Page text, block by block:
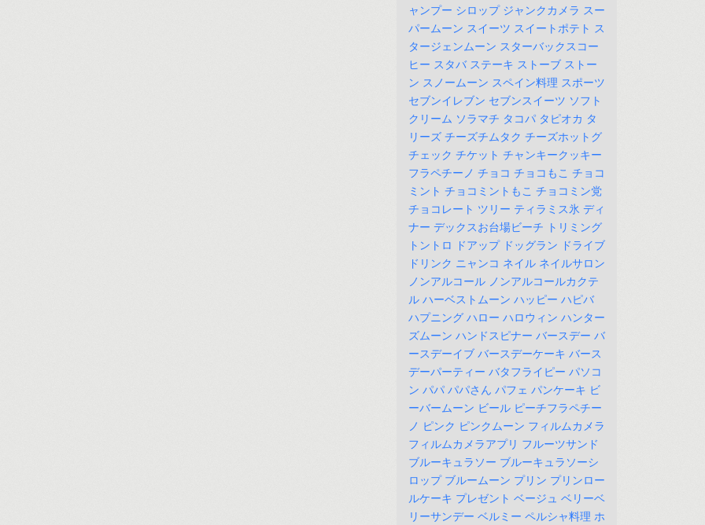
ャンプー シロップ ジャンクカメラ スー
パームーン スイーツ スイートポテト ス
タージェンムーン スターバックスコー
ヒー スタバ ステーキ ストーブ ストー
ン スノームーン スペイン料理 スポーツ
セブンイレブン セブンスイーツ ソフト
クリーム ソラマチ タコパ タピオカ タ
リーズ チーズチムタク チーズホットグ
チェック チケット チャンキークッキー
フラペチーノ チョコ チョコもこ チョコ
ミント チョコミントもこ チョコミン党
チョコレート ツリー ティラミス氷 ディ
ナー デックスお台場ビーチ トリミング
トントロ ドアップ ドッグラン ドライブ
ドリンク ニャンコ ネイル ネイルサロン
ノンアルコール ノンアルコールカクテ
ル ハーベストムーン ハッピー ハピバ
ハプニング ハロー ハロウィン ハンター
ズムーン ハンドスピナー バースデー バ
ースデーイブ バースデーケーキ バース
デーパーティー バタフライピー パソコ
ン パパ パパさん パフェ パンケーキ ビ
ーバームーン ビール ピーチフラペチー
ノ ピンク ピンクムーン フィルムカメラ
フィルムカメラアプリ フルーツサンド
ブルーキュラソー ブルーキュラソーシ
ロップ ブルームーン プリン プリンロー
ルケーキ プレゼント ベージュ ベリーベ
リーサンデー ベルミー ペルシャ料理 ホ